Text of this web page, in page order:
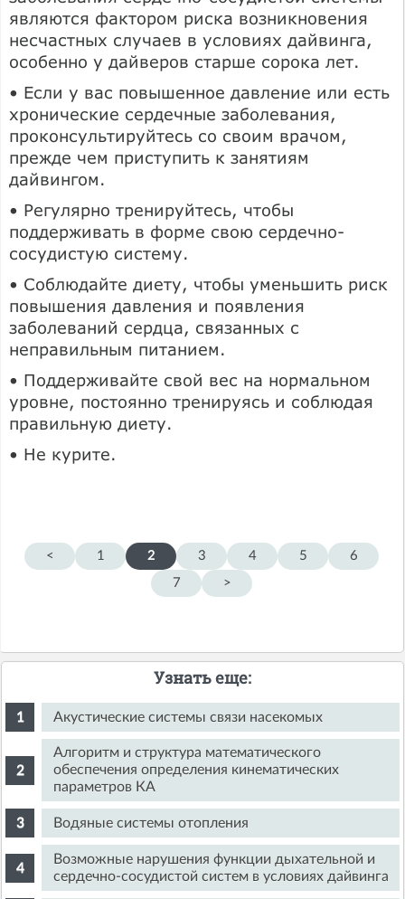
являются фактором риска возникновения
несчастных случаев в условиях дайвинга,
особенно у дайверов старше сорока лет.
• Если у вас повышенное давление или есть
хронические сердечные заболевания,
проконсультируйтесь со своим врачом,
прежде чем приступить к занятиям
дайвингом.
• Регулярно тренируйтесь, чтобы
поддерживать в форме свою сердечно-
сосудистую систему.
• Соблюдайте диету, чтобы уменьшить риск
повышения давления и появления
заболеваний сердца, связанных с
неправильным питанием.
• Поддерживайте свой вес на нормальном
уровне, постоянно тренируясь и соблюдая
правильную диету.
• Не курите.
< 1 2 3 4 5
6
7
>
Узнать еще:
Акустические системы связи насекомых
Алгоритм и структура математического
обеспечения определения кинематических
параметров КА
Водяные системы отопления
Возможные нарушения функции дыхательной и
сердечно-сосудистой систем в условиях дайвинга